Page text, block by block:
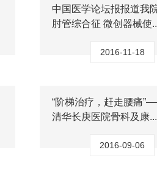
中国医学论坛报报道我
肘管综合征 微创器械使
2016-11-18
“阶梯治疗，赶走腰痛
清华长庚医院骨科及康...
2016-09-06